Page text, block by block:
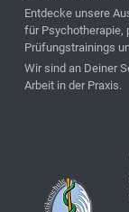
Entdecke unsere
für Psychotherapie,
Prüfungstrainings
Wir sind an Deiner
Arbeit in der Praxis.